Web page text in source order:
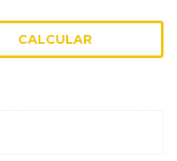
CALCULAR